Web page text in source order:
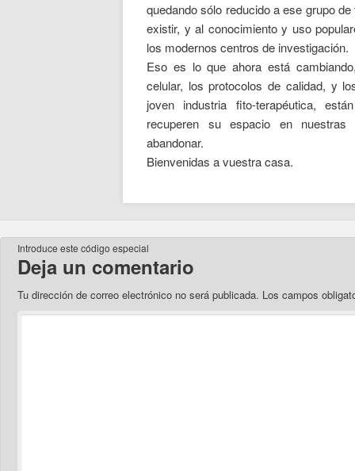
quedando sólo reducido a ese grupo
existir, y al conocimiento y uso
los modernos centros de investigación.
Eso es lo que ahora está
celular, los protocolos de calidad, y
joven industria fito-terapéutica,
recuperen su espacio en nuestras
abandonar.
Bienvenidas a vuestra casa.
Deja un comentario
Tu dirección de correo electrónico no será publicada. Los campos
Introduce este código especial